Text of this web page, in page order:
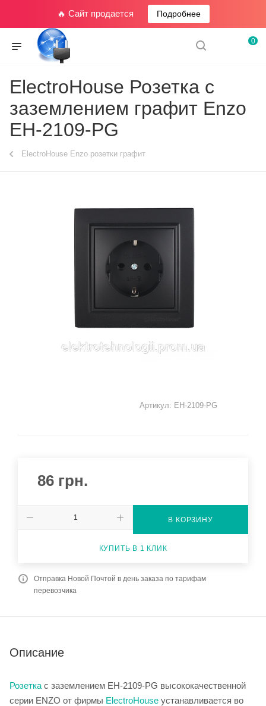
🔥 Сайт продается Подробнее
0
ElectroHouse Розетка с
заземлением графит Enzo
ЕН-2109-PG
ElectroHouse Enzo розетки графит
Артикул: EH-2109-PG
86 грн.
В КОРЗИНУ
КУПИТЬ В 1 КЛИК
Отправка Новой Почтой в день заказа по тарифам
перевозчика
Описание
Розетка с заземлением ЕН-2109-PG высококачественной
серии ENZO от фирмы ElectroHouse устанавливается во